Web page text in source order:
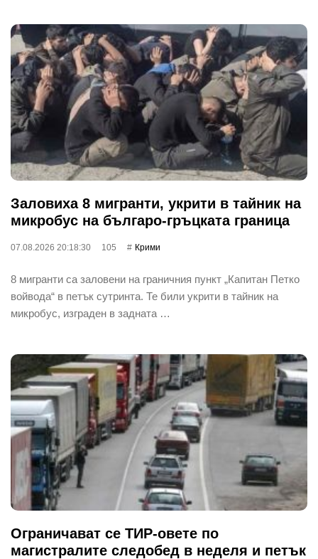
Заловиха 8 мигранти, укрити в тайник на
микробус на българо-гръцката граница
07.08.2026 20:18:30 105 Крими
8 мигранти са заловени на граничния пункт „Капитан Петко
войвода“ в петък сутринта. Те били укрити в тайник на
микробус, изграден в задната …
Ограничават се ТИР-овете по
магистралите следобед в неделя и петък